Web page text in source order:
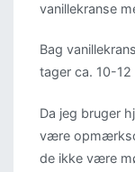
vanillekranse
Bag
tager ca. 10-
Da jeg bruger
være
de ikke være